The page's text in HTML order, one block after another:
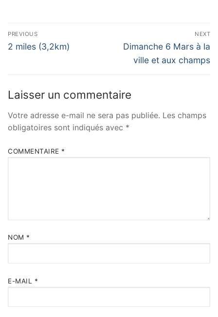
Navigation
de
PREVIOUS
Previous
2 miles (3,2km)
NEXT
Next
post:
Dimanche 6 Mars à la
ville et aux champs
Laisser un commentaire
Votre adresse e-mail ne sera pas publiée. Les champs
obligatoires sont indiqués avec *
COMMENTAIRE *
NOM *
E-MAIL *